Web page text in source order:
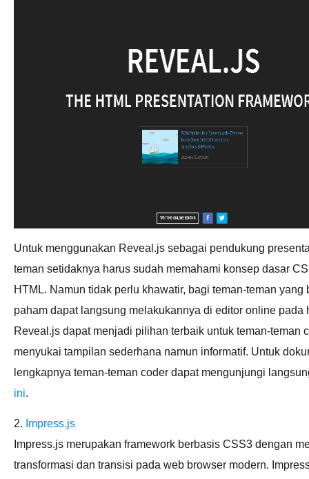
Untuk menggunakan Reveal.js sebagai pendukung
teman setidaknya harus sudah memahami konsep dasar
HTML. Namun tidak perlu khawatir, bagi teman-teman yang
paham dapat langsung melakukannya di editor online pada
Reveal.js dapat menjadi pilihan terbaik untuk teman-teman
menyukai tampilan sederhana namun informatif. Untuk
lengkapnya teman-teman coder dapat mengunjungi
ini.
2. Impress.js
Impress.js merupakan framework berbasis CSS3 dengan
transformasi dan transisi pada web browser modern.